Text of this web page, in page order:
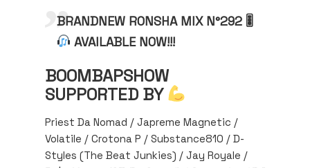
BRANDNEW RONSHA MIX N°292 🎚
AVAILABLE NOW!!!
BOOMBAPSHOW
SUPPORTED BY
Priest Da Nomad / Japreme Magnetic /
Volatile / Crotona P / Substance810 / D-
Styles (The Beat Junkies) / Jay Royale /